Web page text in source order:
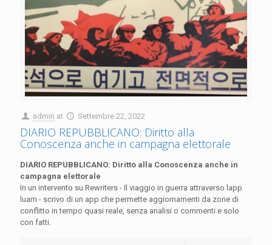
admin at Settembre 22, 2022
DIARIO REPUBBLICANO: Diritto alla
Conoscenza anche in campagna elettorale
DIARIO REPUBBLICANO: Diritto alla Conoscenza anche in
campagna elettorale
In un intervento su Rewriters - Il viaggio in guerra attraverso lapp
luam - scrivo di un app che permette aggiornamenti da zone di
conflitto in tempo quasi reale, senza analisi o commenti e solo
con fatti.